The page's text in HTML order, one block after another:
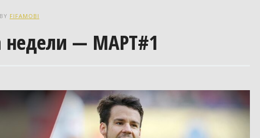
BY FIFAMOBI
недели — МАРТ#1